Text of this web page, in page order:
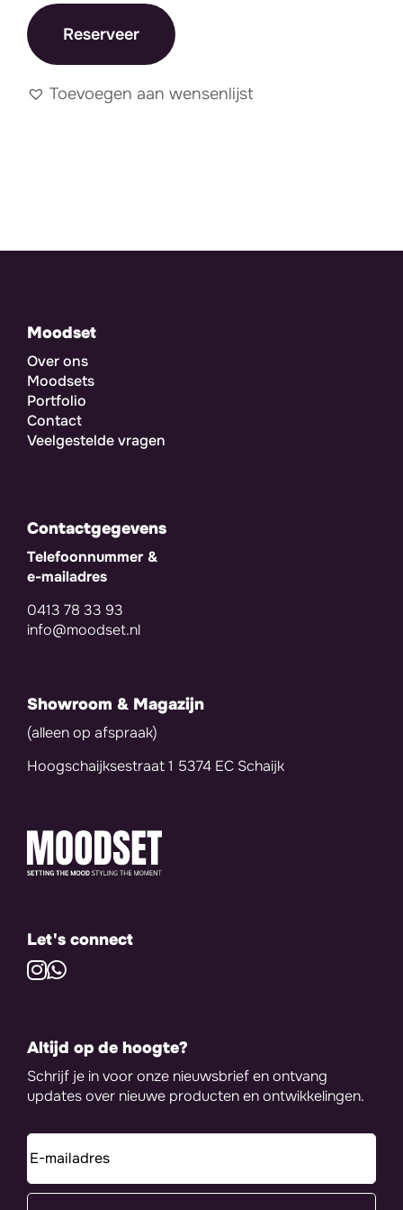
Reserveer
Toevoegen aan wensenlijst
Moodset
Over ons
Moodsets
Portfolio
Contact
Veelgestelde vragen
Contactgegevens
Telefoonnummer &
e-mailadres
0413 78 33 93
info@moodset.nl
Showroom & Magazijn
(alleen op afspraak)
Hoogschaijksestraat 1 5374 EC Schaijk
Let's connect
Altijd op de hoogte?
Schrijf je in voor onze nieuwsbrief en ontvang
updates over nieuwe producten en ontwikkelingen.